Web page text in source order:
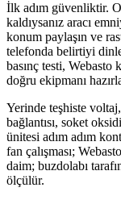
İlk adım güvenliktir.
kaldıysanız aracı
konum paylaşın ve
telefonda belirtiyi
basınç testi, Webasto
doğru ekipmanı
Yerinde teşhiste voltaj,
bağlantısı, soket
ünitesi adım adım
fan çalışması;
daim; buzdolabı
ölçülür.